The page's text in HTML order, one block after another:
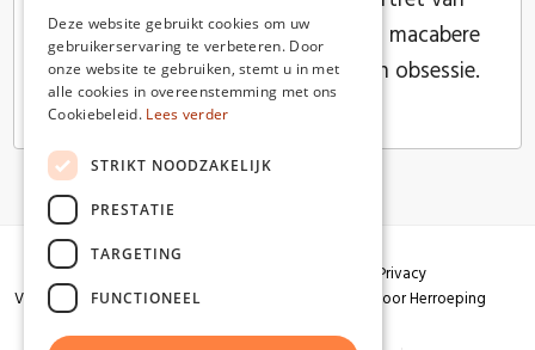
een eenzame man, ontspoort in een macabere
rollercoaster van moord, waanzin en obsessie.
Algemene voorwaarden
Privacy
Verzendingen
Herroepingsrecht Formulier voor Herroeping
Deze website gebruikt cookies om uw
gebruikerservaring te verbeteren. Door
onze website te gebruiken, stemt u in met
alle cookies in overeenstemming met ons
Cookiebeleid. Lees verder
STRIKT NOODZAKELIJK
PRESTATIE
TARGETING
FUNCTIONEEL